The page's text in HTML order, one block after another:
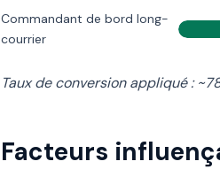
Commandant de bord long-
courrier
Taux de conversion appliqué :
Facteurs